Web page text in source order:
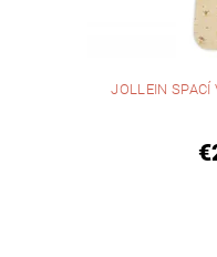
JOLLEIN SPACÍ